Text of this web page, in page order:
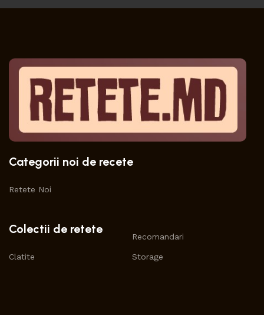
Categorii noi de recete
Retete Noi
Colectii de retete
Clatite
Recomandari
Storage